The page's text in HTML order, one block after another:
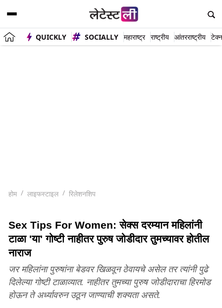
QUICKLY SOCIALLY महाराष्ट्र राष्ट्रीय आंतरराष्ट्रीय
होम लाइफस्टाइल रिलेशनशिप
Sex Tips For Women: सेक्स दरम्यान महिलांनी
टाळा 'या' गोष्टी नाहीतर पुरुष जोडीदार तुमच्यावर होतील
नाराज
जर महिलांना पुरुषांना बेडवर खिळवून ठेवायचे असेल तर त्यांनी पुढे
दिलेल्या गोष्टी टाळाव्यात. नाहीतर तुमच्या पुरुष जोडीदाराचा हिरमोड
होऊन ते अर्ध्यावरुन उठून जाण्याची शक्यता असते.